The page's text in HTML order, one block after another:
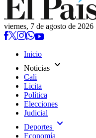
viernes, 7 de agosto de 2026
Inicio
Noticias expand_more
Cali
Licita
Política
Elecciones
Judicial
Deportes expand_more
Economía